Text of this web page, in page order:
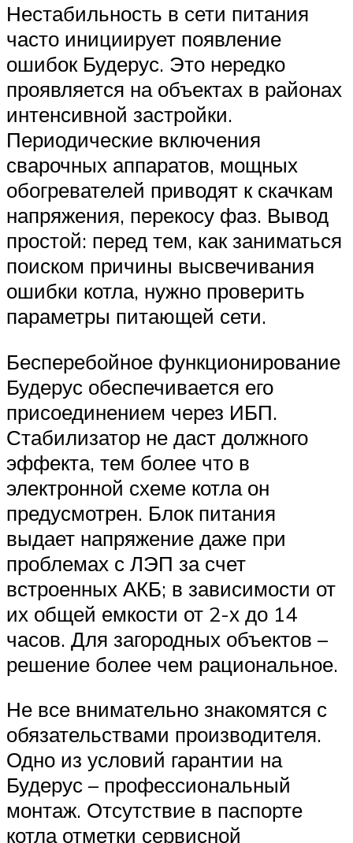
Нестабильность в сети питания
часто инициирует появление
ошибок Будерус. Это нередко
проявляется на объектах в районах
интенсивной застройки.
Периодические включения
сварочных аппаратов, мощных
обогревателей приводят к скачкам
напряжения, перекосу фаз. Вывод
простой: перед тем, как заниматься
поиском причины высвечивания
ошибки котла, нужно проверить
параметры питающей сети.
Бесперебойное функционирование
Будерус обеспечивается его
присоединением через ИБП.
Стабилизатор не даст должного
эффекта, тем более что в
электронной схеме котла он
предусмотрен. Блок питания
выдает напряжение даже при
проблемах с ЛЭП за счет
встроенных АКБ; в зависимости от
их общей емкости от 2-х до 14
часов. Для загородных объектов –
решение более чем рациональное.
Не все внимательно знакомятся с
обязательствами производителя.
Одно из условий гарантии на
Будерус – профессиональный
монтаж. Отсутствие в паспорте
котла отметки сервисной